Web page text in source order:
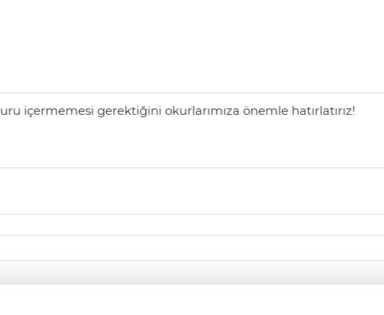
içermemesi gerektiğini okurlarımıza önemle hatırlatırız!